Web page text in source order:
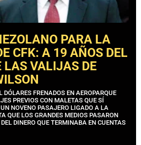
PARA LA
CFK: A 19 AÑOS DEL
LAS VALIJAS DE
DÓLARES FRENADOS EN AEROPARQUE
PREVIOS CON MALETAS QUE SÍ
NOVENO PASAJERO LIGADO A LA
QUE LOS GRANDES MEDIOS PASARON
DINERO QUE TERMINABA EN CUENTAS